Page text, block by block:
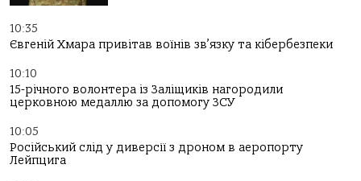
10:35
Євгеній Хмара привітав воїнів зв’язку та кібербезпеки
10:10
15-річного волонтера із Заліщиків нагородили
церковною медаллю за допомогу ЗСУ
10:05
Російський слід у диверсії з дроном в аеропорту
Лейпцига